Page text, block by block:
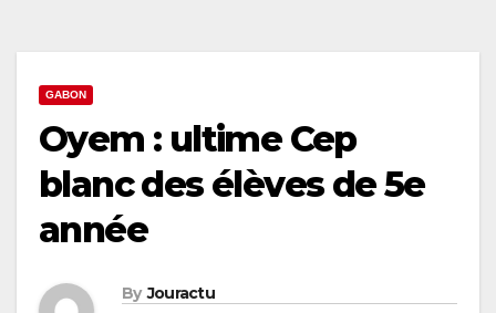
GABON
Oyem : ultime Cep
blanc des élèves de 5e
année
By Jouractu